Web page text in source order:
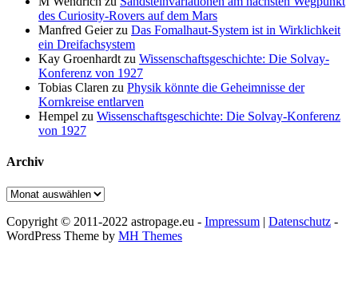
des Curiosity-Rovers auf dem Mars
Manfred Geierzu Das Fomalhaut-System ist in Wirklichkeit
ein Dreifachsystem
Kay Groenhardt zu Wissenschaftsgeschichte: Die Solvay-
Konferenz von 1927
Tobias Claren zu Physik könnte die Geheimnisse der
Kornkreise entlarven
Hempel zu Wissenschaftsgeschichte: Die Solvay-Konferenz
von 1927
Archiv
Archiv
Copyright © 2011-2022 astropage.eu - Impressum | Datenschutz -
WordPress Theme by MH Themes